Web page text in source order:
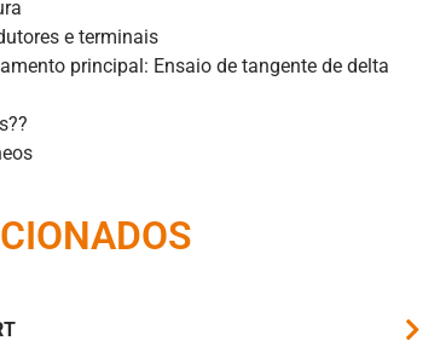
e terminais
principal: Ensaio de tangente de delta